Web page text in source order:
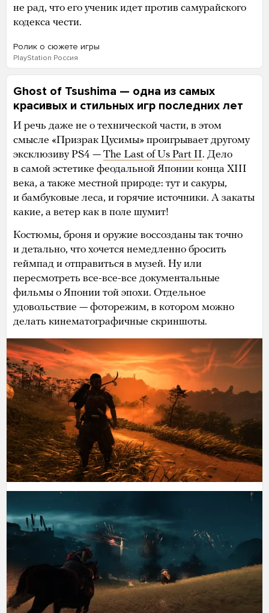
не рад, что его ученик идет против самурайского
кодекса чести.
Ролик о сюжете игры
PlayStation Россия
Ghost of Tsushima — одна из самых
красивых и стильных игр последних лет
И речь даже не о технической части, в этом
смысле «Призрак Цусимы» проигрывает другому
эксклюзиву PS4 — The Last of Us Part II. Дело
в самой эстетике феодальной Японии конца XIII
века, а также местной природе: тут и сакуры,
и бамбуковые леса, и горячие источники. А закаты
какие, а ветер как в поле шумит!
Костюмы, броня и оружие воссозданы так точно
и детально, что хочется немедленно бросить
геймпад и отправиться в музей. Ну или
пересмотреть все-все-все документальные
фильмы о Японии той эпохи. Отдельное
удовольствие — фоторежим, в котором можно
делать кинематографичные скриншоты.